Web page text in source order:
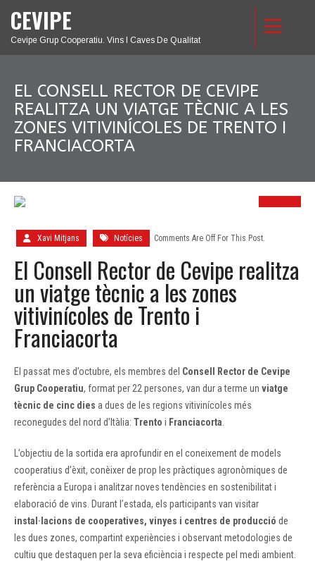
CEVIPE
Cevipe Grup Cooperatiu. Vins I Caves De Qualitat
EL CONSELL RECTOR DE CEVIPE
REALITZA UN VIATGE TÈCNIC A LES
ZONES VITIVINÍCOLES DE TRENTO I
FRANCIACORTA
21
Xavi Mitjans Notícies Comments Are Off For This Post.
El Consell Rector de Cevipe realitza
un viatge tècnic a les zones
vitivinícoles de Trento i
Franciacorta
El passat mes d’octubre, els membres del Consell Rector de Cevipe
Grup Cooperatiu, format per 22 persones, van dur a terme un viatge
tècnic de cinc dies a dues de les regions vitivinícoles més
reconegudes del nord d’Itàlia: Trento i Franciacorta
L’objectiu de la sortida era aprofundir en el coneixement de models
cooperatius d’èxit, conèixer de prop les pràctiques agronòmiques de
referència a Europa i analitzar noves tendències en sostenibilitat i
elaboració de vins. Durant l’estada, els participants van visitar
instal·lacions de cooperatives, vinyes i centres de producció de
les dues zones, compartint experiències i observant metodologies de
cultiu que destaquen per la seva eficiència i respecte pel medi ambient.